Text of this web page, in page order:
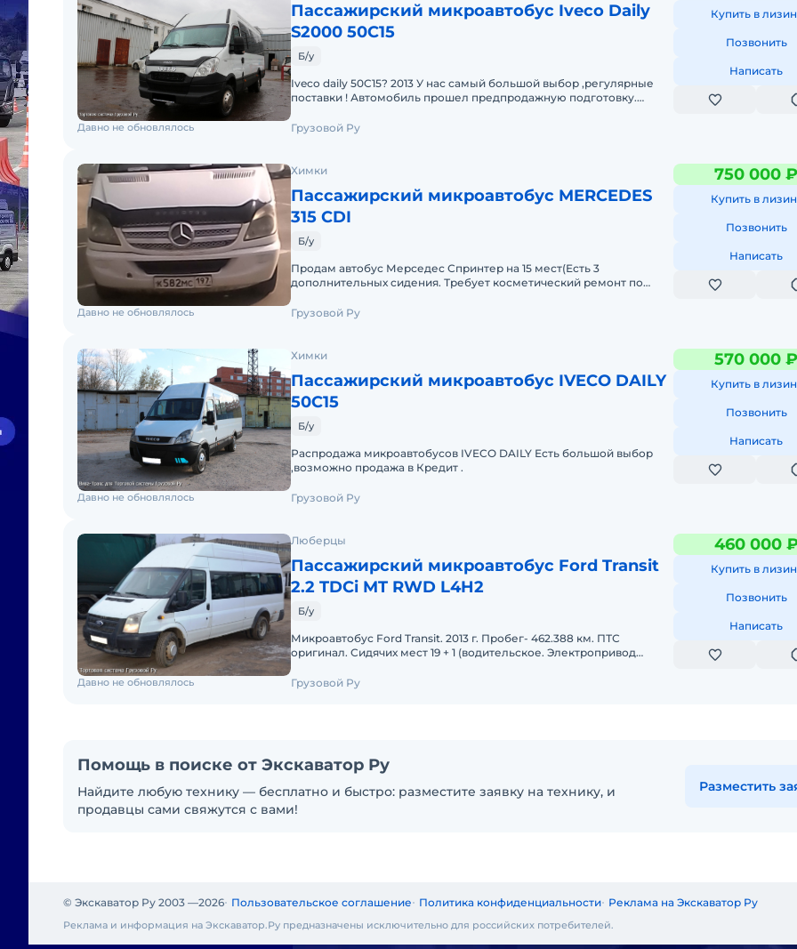
Пассажирский микроавтобус Iveco Daily
S2000 50C15
Б/у
Iveco daily 50C15? 2013 У нас самый большой выбор ,регулярные
поставки ! Автомобиль прошел предпродажную подготовку.
Купить в
Позвонить
Написать
Давно не обновлялось Грузовой Ру
Химки
Пассажирский микроавтобус MERCEDES
315 CDI
Б/у
Продам автобус Мерседес Спринтер на 15 мест(Есть 3
дополнительных сидения. Требует косметический ремонт по
750 000 ₽
Купить в
Позвонить
Написать
Давно не обновлялось Грузовой Ру
Химки
Пассажирский микроавтобус IVECO DAILY
50C15
Б/у
Распродажа микроавтобусов IVECO DAILY Есть большой выбор
,возможно продажа в Кредит .
570 000 ₽
Купить в
Позвонить
Написать
Давно не обновлялось Грузовой Ру
Люберцы
Пассажирский микроавтобус Ford Transit
2.2 TDCi MT RWD L4H2
Б/у
Микроавтобус Ford Transit. 2013 г. Пробег- 462.388 км. ПТС
оригинал. Сидячих мест 19 + 1 (водительское. Электропривод
460 000
Купить в
Позвонить
Написать
Давно не обновлялось Грузовой Ру
Помощь в поиске от Экскаватор Ру
Найдите любую технику — бесплатно и быстро: разместите заявку на технику, и
продавцы сами свяжутся с вами!
Разместить
© Экскаватор Ру 2003 —2026 Пользовательское соглашение Политика конфиденциальности Реклама на Экскаватор Ру
Реклама и информация на Экскаватор.Ру предназначены исключительно для российских потребителей.